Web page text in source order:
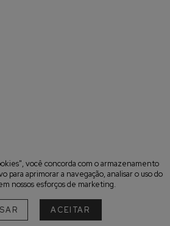
você concorda com o armazenamento
para aprimorar a navegação, analisar o uso do
nossos esforços de marketing.
ACEITAR